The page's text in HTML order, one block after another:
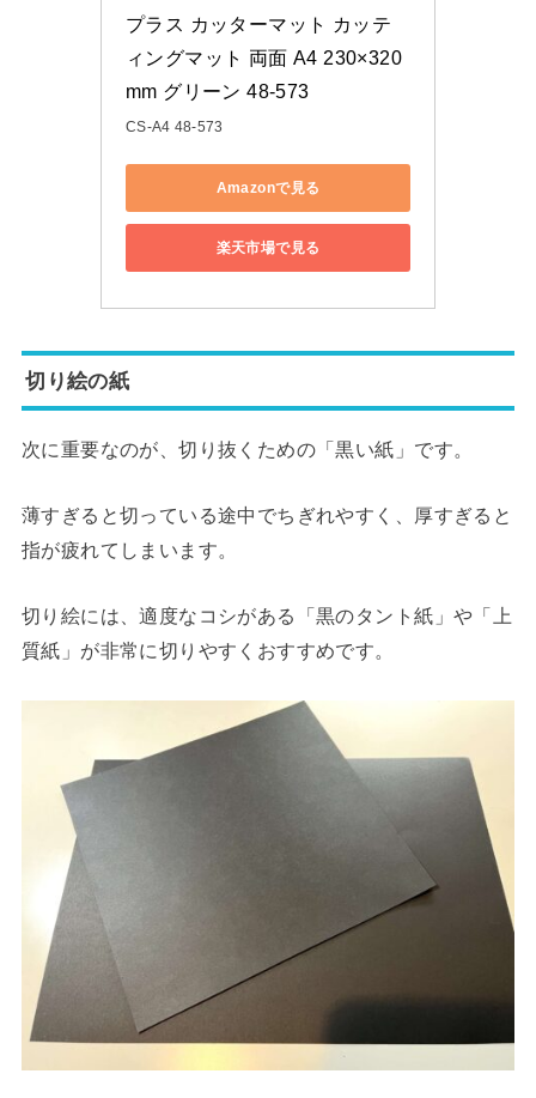
プラス カッターマット カッテ
ィングマット 両面 A4 230×320
mm グリーン 48-573
CS-A4 48-573
Amazonで見る
楽天市場で見る
切り絵の紙
次に重要なのが、切り抜くための「黒い紙」です。
薄すぎると切っている途中でちぎれやすく、厚すぎると
指が疲れてしまいます。
切り絵には、適度なコシがある「黒のタント紙」や「上
質紙」が非常に切りやすくおすすめです。